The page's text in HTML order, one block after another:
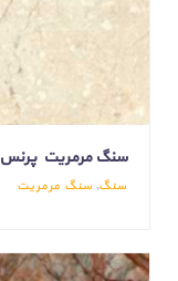
سنگ مرمریت پرنس
سنگ, سنگ مرمریت